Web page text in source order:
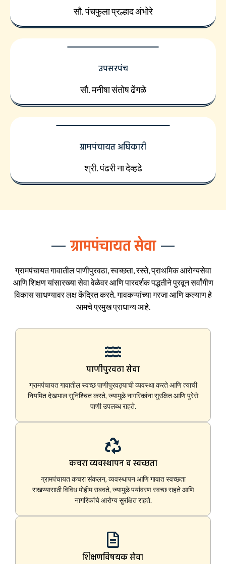
सौ. पंचफुला प्रल्हाद अंभोरे
उपसरपंच
सौ. मनीषा संतोष ढेंगळे
ग्रामपंचायत अधिकारी
श्री. पंढरी ना देव्हढे
ग्रामपंचायत सेवा
ग्रामपंचायत गावातील पाणीपुरवठा, स्वच्छता, रस्ते, प्राथमिक आरोग्यसेवा
आणि शिक्षण यांसारख्या सेवा वेळेवर आणि पारदर्शक पद्धतीने पुरवून सर्वांगीण
विकास साधण्यावर लक्ष केंद्रित करते. गावकऱ्यांच्या गरजा आणि कल्याण हे
आमचे प्रमुख प्राधान्य आहे.
पाणीपुरवठा सेवा
ग्रामपंचायत गावातील स्वच्छ पाणीपुरवठ्याची व्यवस्था करते आणि त्याची
नियमित देखभाल सुनिश्चित करते, ज्यामुळे नागरिकांना सुरक्षित आणि पुरेसे
पाणी उपलब्ध राहते.
कचरा व्यवस्थापन व स्वच्छता
ग्रामपंचायत कचरा संकलन, व्यवस्थापन आणि गावात स्वच्छता
राखण्यासाठी विविध मोहीम राबवते, ज्यामुळे पर्यावरण स्वच्छ राहते आणि
नागरिकांचे आरोग्य सुरक्षित राहते.
शिक्षणविषयक सेवा